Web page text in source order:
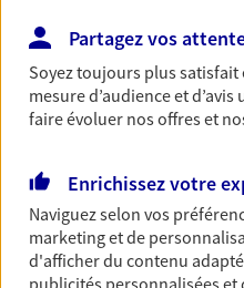
immobilier, études des
du monde… Épargnez à
simplement, selon
Découvrir les offres
Retraite
Préparez sereinement
votre vie avec les
notre solution PER
Partagez vos
Soyez toujours plus satisfait
mesure d’audience et
faire évoluer nos offres et
Enrichissez votre
Naviguez selon vos
marketing et de
d'afficher du contenu
publicités personnalisées et